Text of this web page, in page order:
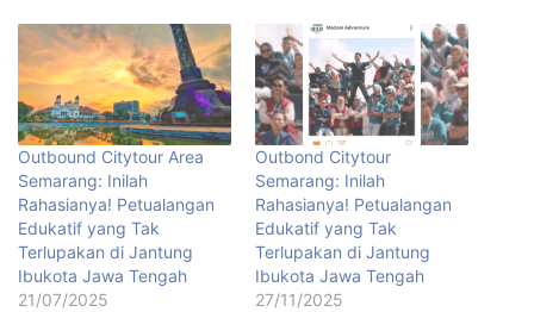
Outbound Citytour Area
Semarang: Inilah
Rahasianya! Petualangan
Edukatif yang Tak
Terlupakan di Jantung
Ibukota Jawa Tengah
21/07/2025
Outbond Citytour
Semarang: Inilah
Rahasianya! Petualangan
Edukatif yang Tak
Terlupakan di Jantung
Ibukota Jawa Tengah
27/11/2025